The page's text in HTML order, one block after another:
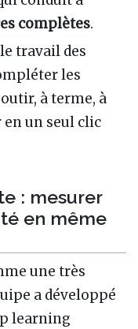
complètes.
travail des
les
à terme, à
en un seul clic
: mesurer
en même
une très
a développé
learning